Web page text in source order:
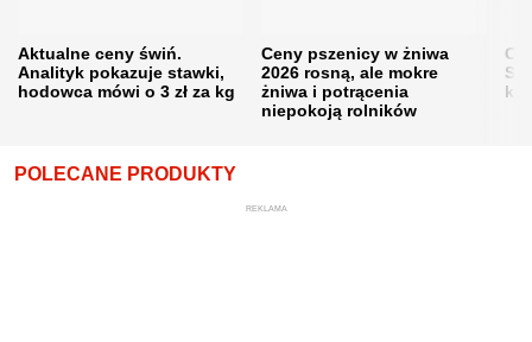
Aktualne ceny świń.
Analityk pokazuje stawki,
hodowca mówi o 3 zł za kg
Ceny pszenicy w żniwa
2026 rosną, ale mokre
żniwa i potrącenia
niepokoją rolników
POLECANE PRODUKTY
REKLAMA